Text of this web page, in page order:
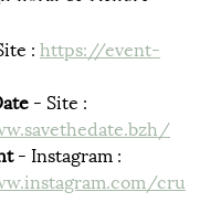
: https://event-
- Site :
- Instagram :
cru